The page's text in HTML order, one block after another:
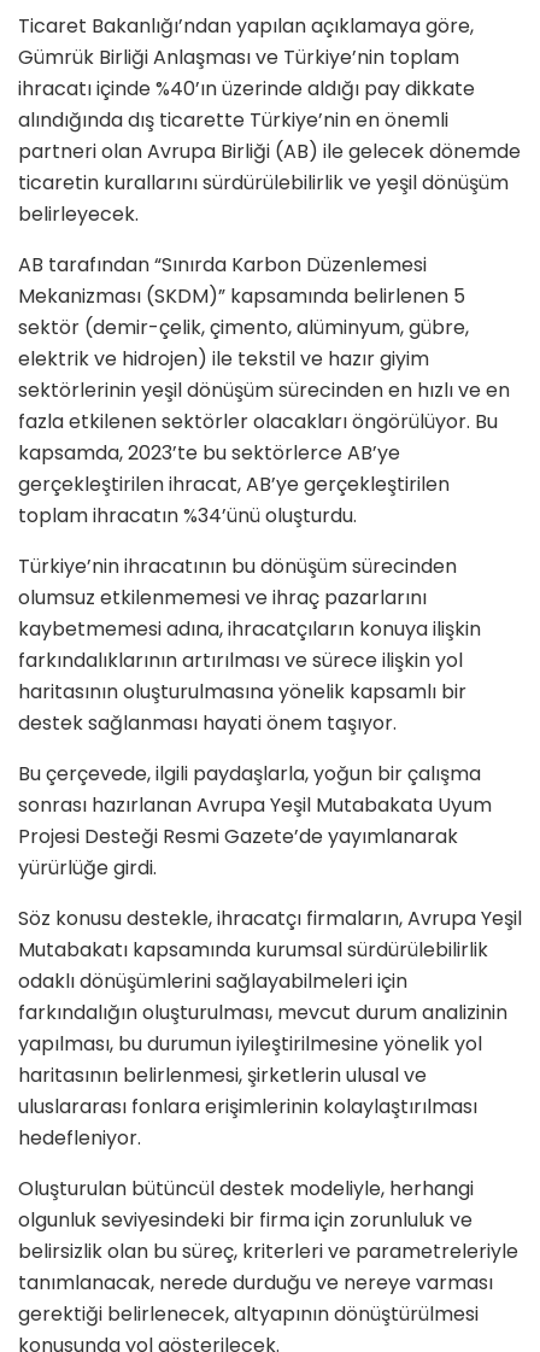
Ticaret Bakanlığı’ndan yapılan açıklamaya göre,
Gümrük Birliği Anlaşması ve Türkiye’nin toplam
ihracatı içinde %40’ın üzerinde aldığı pay dikkate
alındığında dış ticarette Türkiye’nin en önemli
partneri olan Avrupa Birliği (AB) ile gelecek dönemde
ticaretin kurallarını sürdürülebilirlik ve yeşil dönüşüm
belirleyecek.
AB tarafından “Sınırda Karbon Düzenlemesi
Mekanizması (SKDM)” kapsamında belirlenen 5
sektör (demir-çelik, çimento, alüminyum, gübre,
elektrik ve hidrojen) ile tekstil ve hazır giyim
sektörlerinin yeşil dönüşüm sürecinden en hızlı ve en
fazla etkilenen sektörler olacakları öngörülüyor. Bu
kapsamda, 2023’te bu sektörlerce AB’ye
gerçekleştirilen ihracat, AB’ye gerçekleştirilen
toplam ihracatın %34’ünü oluşturdu.
Türkiye’nin ihracatının bu dönüşüm sürecinden
olumsuz etkilenmemesi ve ihraç pazarlarını
kaybetmemesi adına, ihracatçıların konuya ilişkin
farkındalıklarının artırılması ve sürece ilişkin yol
haritasının oluşturulmasına yönelik kapsamlı bir
destek sağlanması hayati önem taşıyor.
Bu çerçevede, ilgili paydaşlarla, yoğun bir çalışma
sonrası hazırlanan Avrupa Yeşil Mutabakata Uyum
Projesi Desteği Resmi Gazete’de yayımlanarak
yürürlüğe girdi.
Söz konusu destekle, ihracatçı firmaların, Avrupa Yeşil
Mutabakatı kapsamında kurumsal sürdürülebilirlik
odaklı dönüşümlerini sağlayabilmeleri için
farkındalığın oluşturulması, mevcut durum analizinin
yapılması, bu durumun iyileştirilmesine yönelik yol
haritasının belirlenmesi, şirketlerin ulusal ve
uluslararası fonlara erişimlerinin kolaylaştırılması
hedefleniyor.
Oluşturulan bütüncül destek modeliyle, herhangi
olgunluk seviyesindeki bir firma için zorunluluk ve
belirsizlik olan bu süreç, kriterleri ve parametreleriyle
tanımlanacak, nerede durduğu ve nereye varması
gerektiği belirlenecek, altyapının dönüştürülmesi
konusunda yol gösterilecek.